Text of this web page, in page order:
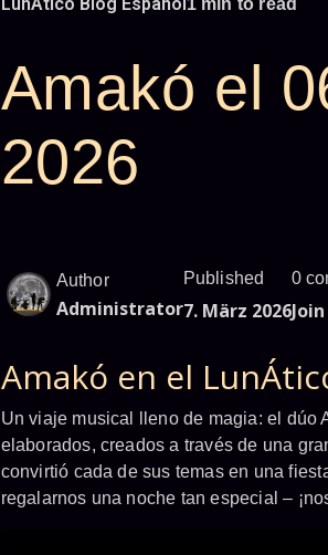
1 min to read
Amakó el
2026
Author
Administrator
Published
7. März 2026
0
Amakó en el
Un viaje musical lleno de magia: el dúo
elaborados, creados a través de una
convirtió cada de sus temas en una
regalarnos una noche tan especial –